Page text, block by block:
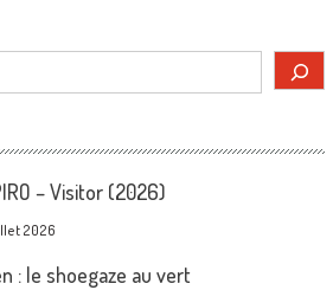
– Visitor (2026)
2026
: le shoegaze au vert